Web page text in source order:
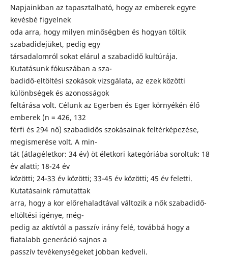
Napjainkban az tapasztalható, hogy az emberek egyre
kevésbé figyelnek
oda arra, hogy milyen minőségben és hogyan töltik
szabadidejüket, pedig egy
társadalomról sokat elárul a szabadidő kultúrája.
Kutatásunk fókuszában a sza-
badidő-eltöltési szokások vizsgálata, az ezek közötti
különbségek és azonosságok
feltárása volt. Célunk az Egerben és Eger környékén élő
emberek (n = 426, 132
férfi és 294 nő) szabadidős szokásainak feltérképezése,
megismerése volt. A min-
tát (átlagéletkor: 34 év) öt életkori kategóriába soroltuk: 18
év alatti; 18-24 év
közötti; 24-33 év közötti; 33-45 év közötti; 45 év feletti.
Kutatásaink rámutattak
arra, hogy a kor előrehaladtával változik a nők szabadidő-
eltöltési igénye, még-
pedig az aktívtól a passzív irány felé, továbbá hogy a
fiatalabb generáció sajnos a
passzív tevékenységeket jobban kedveli.